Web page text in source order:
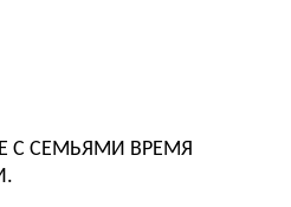
С СЕМЬЯМИ ВРЕМЯ